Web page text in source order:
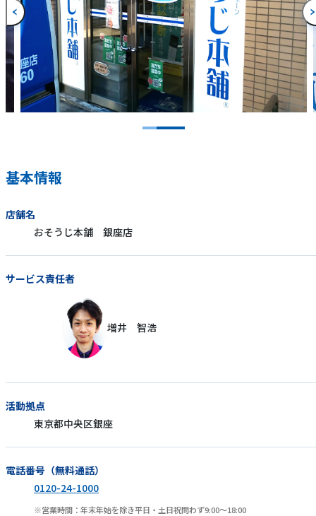
基本情報
店舗名
おそうじ本舗 銀座店
サービス責任者
増井 智浩
活動拠点
東京都中央区銀座
電話番号（無料通話）
0120-24-1000
営業時間：年末年始を除き平日・土日祝問わず9:00～18:00